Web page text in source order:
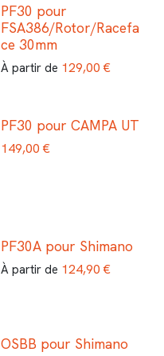
PF30 pour
FSA386/Rotor/Racefa
ce 30mm
À partir de 129,00 €
PF30 pour CAMPA UT
149,00 €
PF30A pour Shimano
À partir de 124,90 €
OSBB pour Shimano